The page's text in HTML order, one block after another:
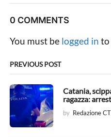
P
a
g
n
t
i
o
n
0 COMMENTS
You must be logged in to
PREVIOUS POST
Catania,
ragazza:
by Redazione CT